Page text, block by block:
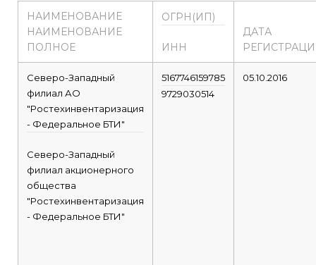
НАИМЕНОВАНИЕ
НАИМЕНОВАНИЕ
ПОЛНОЕ
ОГРН(ИП)
ИНН
ДАТА
Северо-Западный
филиал АО
"Ростехинвентаризация
- Федеральное БТИ"
Северо-Западный
филиал акционерного
общества
"Ростехинвентаризация
- Федеральное БТИ"
5167746159785
9729030514
05.10.2016